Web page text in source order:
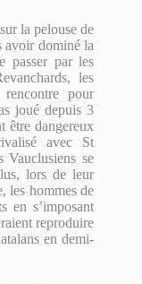
la pelouse de
avoir dominé la
passer par les
les
pour
joué depuis 3
être dangereux
avec St
se
lors de leur
les hommes de
en s’imposant
reproduire
en demi-